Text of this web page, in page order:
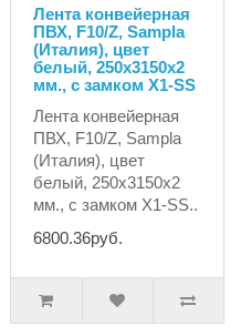
Лента конвейерная
ПВХ, F10/Z, Sampla
(Италия), цвет
белый, 250х3150х2
мм., с замком X1-SS
Лента конвейерная
ПВХ, F10/Z, Sampla
(Италия), цвет
белый, 250х3150х2
мм., с замком X1-SS..
6800.36руб.